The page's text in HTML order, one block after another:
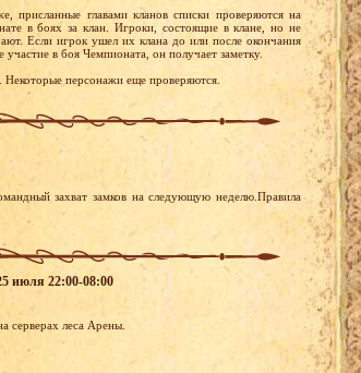
присланные главами кланов списки проверяются на
в боях за клан. Игроки, состоящие в клане, но не
Если игрок ушел их клана до или после окончания
в боя Чемпионата, он получает заметку.
персонажи еще проверяются.
захват замков на следующую неделю.Правила
июля 22:00-08:00
серверах леса Арены.